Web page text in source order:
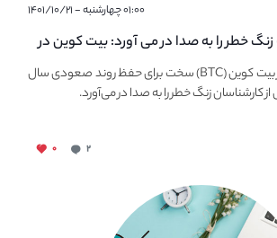
۰۱:۰۰ چهارشنبه - ۱۴۰۱/۱۰/۲۱
خطر را به صدا در می آورد: بیت کوین در
است - دلیل آن چیست؟
در حالی که گاوهای نر بیت کوین (BTC) سخت برای حفظ روند صعودی سال
از کارشناسان زنگ خطر را به صدا در می‌آورد.
۲ ۰